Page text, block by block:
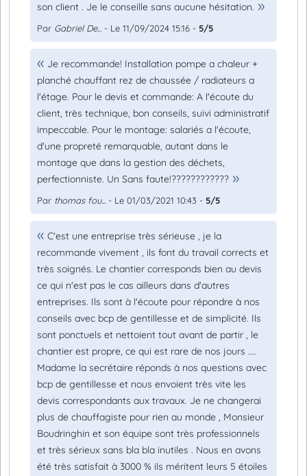
son client . Je le conseille sans aucune hésitation.
Par Gabriel De... - Le 11/09/2024 15:16 - 5/5
Je recommande! Installation pompe a chaleur +
planché chauffant rez de chaussée / radiateurs a
l'étage. Pour le devis et commande: A l'écoute du
client, très technique, bon conseils, suivi administratif
impeccable. Pour le montage: salariés a l'écoute,
d'une propreté remarquable, autant dans le
montage que dans la gestion des déchets,
perfectionniste. Un Sans faute!????????????
Par thomas fou... - Le 01/03/2021 10:43 - 5/5
C'est une entreprise très sérieuse , je la
recommande vivement , ils font du travail corrects et
très soignés. Le chantier corresponds bien au devis
ce qui n'est pas le cas ailleurs dans d'autres
entreprises. Ils sont à l'écoute pour répondre à nos
conseils avec bcp de gentillesse et de simplicité. Ils
sont ponctuels et nettoient tout avant de partir , le
chantier est propre, ce qui est rare de nos jours ....
Madame la secrétaire réponds à nos questions avec
bcp de gentillesse et nous envoient très vite les
devis correspondants aux travaux. Je ne changerai
plus de chauffagiste pour rien au monde , Monsieur
Boudringhin et son équipe sont très professionnels
et très sérieux sans bla bla inutiles . Nous en avons
été très satisfait à 3000 % ils méritent leurs 5 étoiles